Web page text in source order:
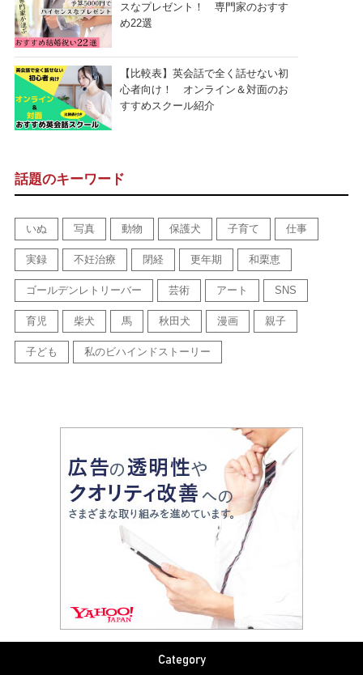
スなプレゼント！ 専門家のおすす
め22選
【比較表】英会話で全く話せない初
心者向け！ オンライン＆対面のお
すすめスクール紹介
話題のキーワード
いぬ 写真 動物 保護犬 子育て 仕事
実録 不妊治療 閉経 更年期 和栗恵
ゴールデンレトリーバー 芸術 アート SNS
育児 柴犬 馬 秋田犬 漫画 親子
子ども 私のビハインドストーリー
Category